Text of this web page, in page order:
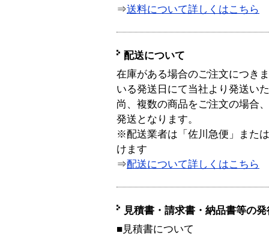
⇒送料について詳しくはこちら
配送について
在庫がある場合のご注文につき
いる発送日にて当社より発送い
尚、複数の商品をご注文の場合
発送となります。
※配送業者は「佐川急便」また
けます
⇒配送について詳しくはこちら
見積書・請求書・納品書等の
■見積書について